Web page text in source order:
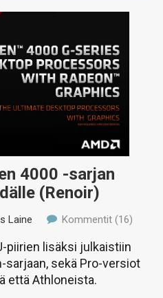
4000 -sarjan
(Renoir)
Laine Kommentit (16)
piirien lisäksi julkaistiin
sekä Pro-versiot
että Athloneista.